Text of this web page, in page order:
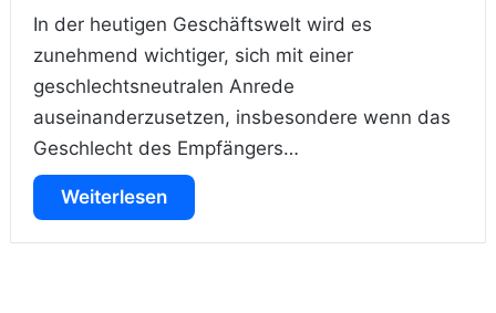
In der heutigen Geschäftswelt wird es
zunehmend wichtiger, sich mit einer
geschlechtsneutralen Anrede
auseinanderzusetzen, insbesondere wenn das
Geschlecht des Empfängers…
Weiterlesen